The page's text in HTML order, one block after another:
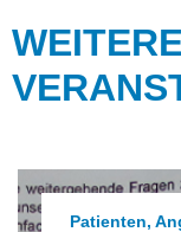
Patienten,